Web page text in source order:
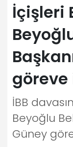
İçişleri
İBB
Beyoğlu
Güney